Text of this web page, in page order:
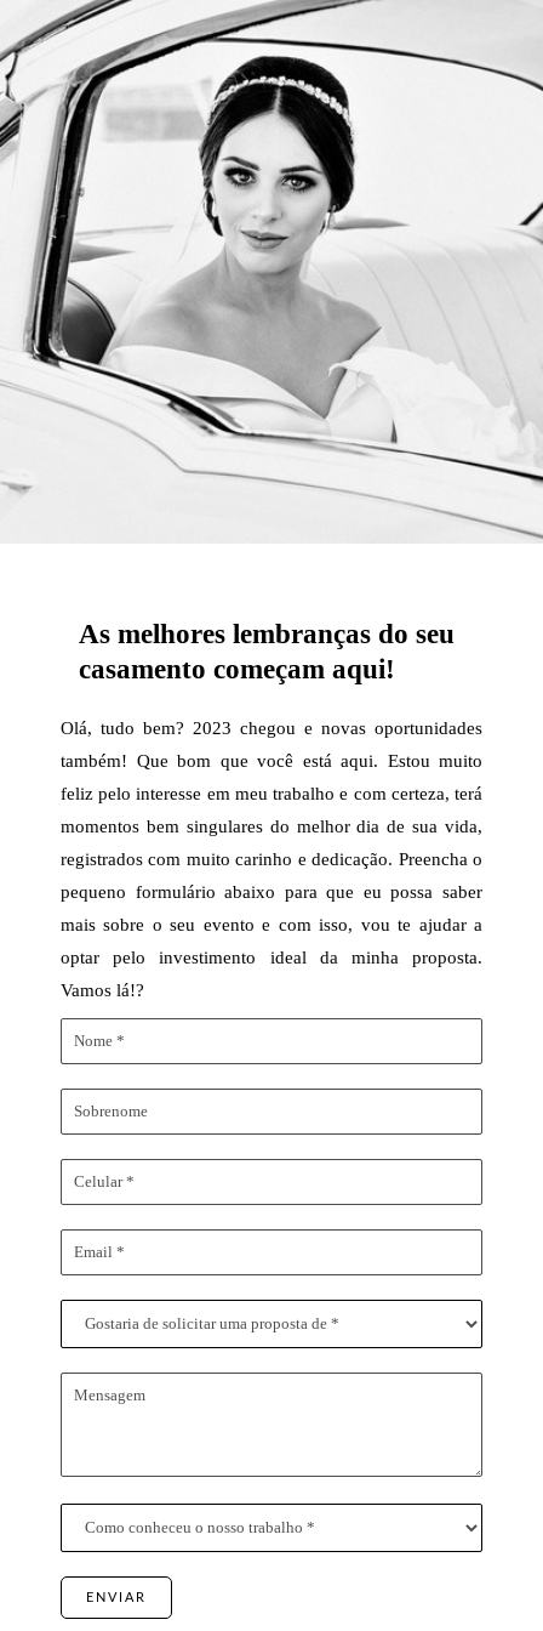
As melhores lembranças do seu
casamento começam aqui!
Olá, tudo bem? 2023 chegou e novas oportunidades
também! Que bom que você está aqui. Estou muito
feliz pelo interesse em meu trabalho e com certeza, terá
momentos bem singulares do melhor dia de sua vida,
registrados com muito carinho e dedicação. Preencha o
pequeno formulário abaixo para que eu possa saber
mais sobre o seu evento e com isso, vou te ajudar a
optar pelo investimento ideal da minha proposta.
Vamos lá!?
ENVIAR